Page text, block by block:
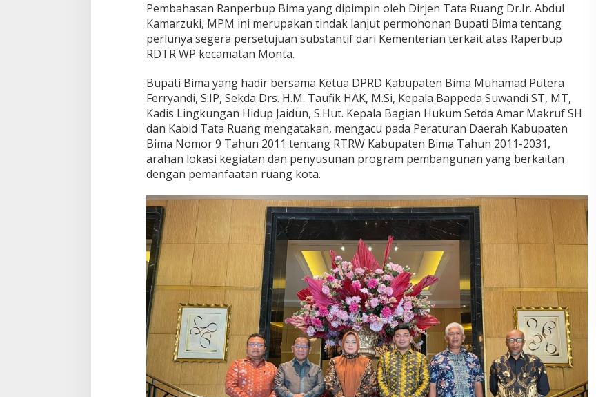
Pembahasan Ranperbup Bima yang dipimpin oleh Dirjen Tata Ruang Dr.Ir. Abdul
Kamarzuki, MPM ini merupakan tindak lanjut permohonan Bupati Bima tentang
perlunya segera persetujuan substantif dari Kementerian terkait atas Raperbup
RDTR WP kecamatan Monta.
Bupati Bima yang hadir bersama Ketua DPRD Kabupaten Bima Muhamad Putera
Ferryandi, S.IP, Sekda Drs. H.M. Taufik HAK, M.Si, Kepala Bappeda Suwandi ST, MT,
Kadis Lingkungan Hidup Jaidun, S.Hut. Kepala Bagian Hukum Setda Amar Makruf SH
dan Kabid Tata Ruang mengatakan, mengacu pada Peraturan Daerah Kabupaten
Bima Nomor 9 Tahun 2011 tentang RTRW Kabupaten Bima Tahun 2011-2031,
arahan lokasi kegiatan dan penyusunan program pembangunan yang berkaitan
dengan pemanfaatan ruang kota.